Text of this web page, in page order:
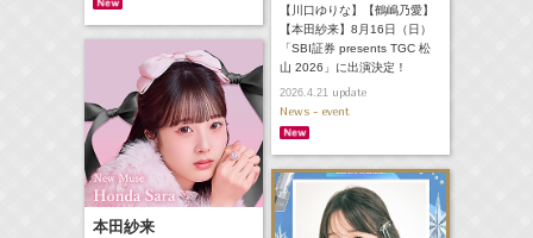
【川口ゆりな】【鶴嶋乃愛】
【本田紗来】8月16日（日）
「SBI証券 presents TGC 松
山 2026」に出演決定！
2026.4.21update
News - event
本田紗来